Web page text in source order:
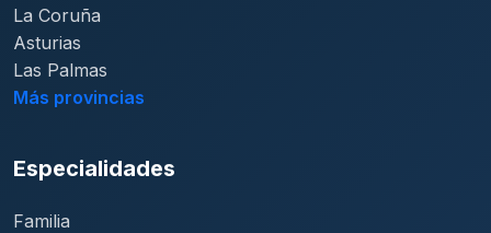
La Coruña
Asturias
Las Palmas
Más provincias
Especialidades
Familia